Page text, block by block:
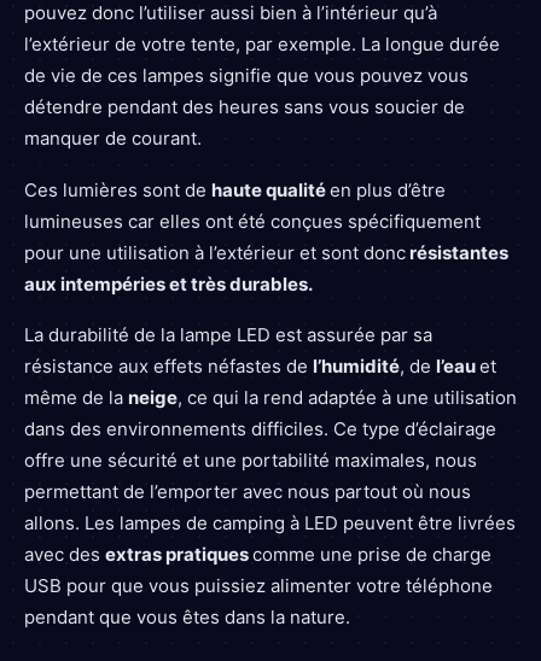
pouvez donc l’utiliser aussi bien à l’intérieur qu’à
l’extérieur de votre tente, par exemple. La longue durée
de vie de ces lampes signifie que vous pouvez vous
détendre pendant des heures sans vous soucier de
manquer de courant.
Ces lumières sont de haute qualitéen plus d’être
lumineuses car elles ont été conçues spécifiquement
pour une utilisation à l’extérieur et sont donc résistantes
aux intempéries et très durables.
La durabilité de la lampe LED est assurée par sa
résistance aux effets néfastes de l’humidité, de l’eauet
même de la neige, ce qui la rend adaptée à une utilisation
dans des environnements difficiles. Ce type d’éclairage
offre une sécurité et une portabilité maximales, nous
permettant de l’emporter avec nous partout où nous
allons. Les lampes de camping à LED peuvent être livrées
avec des extras pratiquescomme une prise de charge
USB pour que vous puissiez alimenter votre téléphone
pendant que vous êtes dans la nature.